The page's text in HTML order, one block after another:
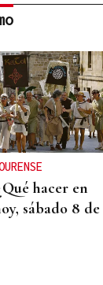
una campaña
hacer en
sábado 8 de